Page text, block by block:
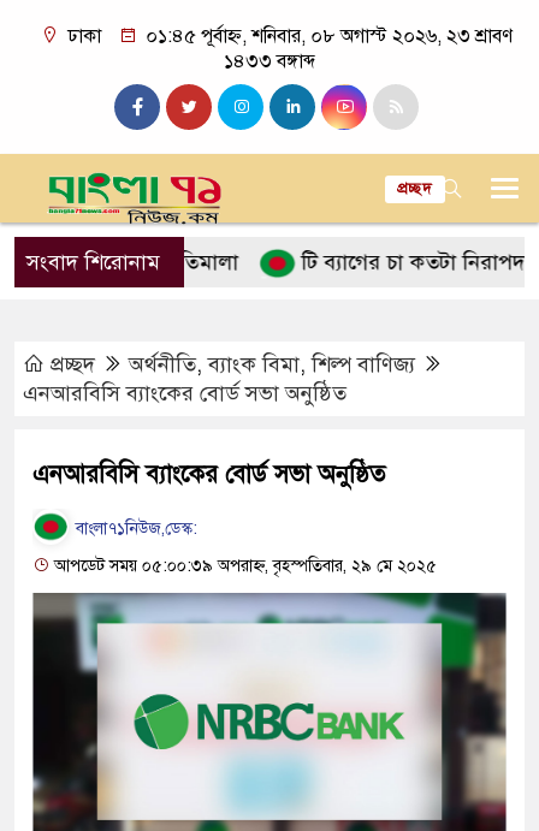
ঢাকা
০১:৪৫ পূর্বাহ্ন, শনিবার, ০৮ অগাস্ট ২০২৬, ২৩ শ্রাবণ
১৪৩৩ বঙ্গাব্দ
প্রচ্ছদ
সংবাদ শিরোনাম
নীতিমালা টি ব্যাগের চা কতটা নিরাপদ
প্রচ্ছদ অর্থনীতি,ব্যাংক বিমা,শিল্প বাণিজ্য
এনআরবিসি ব্যাংকের বোর্ড সভা অনুষ্ঠিত
এনআরবিসি ব্যাংকের বোর্ড সভা অনুষ্ঠিত
বাংলা৭১নিউজ,ডেস্ক:
আপডেট সময় ০৫:০০:৩৯ অপরাহ্ন, বৃহস্পতিবার, ২৯ মে ২০২৫